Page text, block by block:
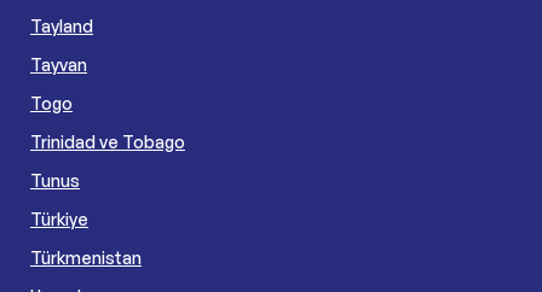
Tayland
Tayvan
Togo
Trinidad ve Tobago
Tunus
Türkiye
Türkmenistan